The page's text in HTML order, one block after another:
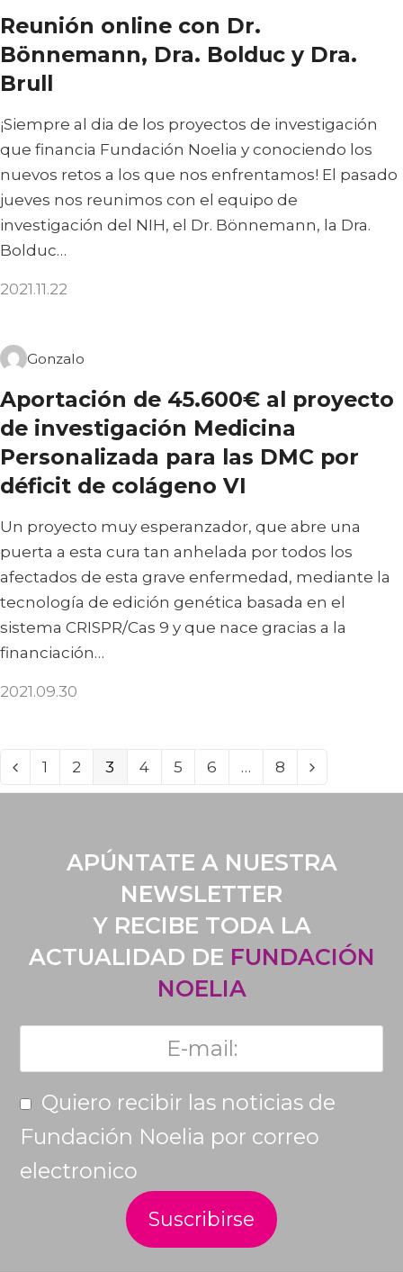
Reunión online con Dr.
Bönnemann, Dra. Bolduc y Dra.
Brull
¡Siempre al dia de los proyectos de investigación
que financia Fundación Noelia y conociendo los
nuevos retos a los que nos enfrentamos! El pasado
jueves nos reunimos con el equipo de
investigación del NIH, el Dr. Bönnemann, la Dra.
Bolduc…
2021.11.22
Gonzalo
Aportación de 45.600€ al proyecto
de investigación Medicina
Personalizada para las DMC por
déficit de colágeno VI
Un proyecto muy esperanzador, que abre una
puerta a esta cura tan anhelada por todos los
afectados de esta grave enfermedad, mediante la
tecnología de edición genética basada en el
sistema CRISPR/Cas 9 y que nace gracias a la
financiación…
2021.09.30
1 2 3 4 5 6 … 8
APÚNTATE A NUESTRA
NEWSLETTER
Y RECIBE TODA LA
ACTUALIDAD DE FUNDACIÓN
NOELIA
Quiero recibir las noticias de
Fundación Noelia por correo
electronico